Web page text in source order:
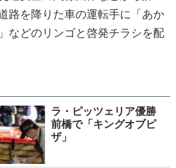
路を降りた車の運転手に「あか
などのリンゴと啓発チラシを配
ラ・ピッツェリア優勝
前橋で「キングオブピ
ザ」